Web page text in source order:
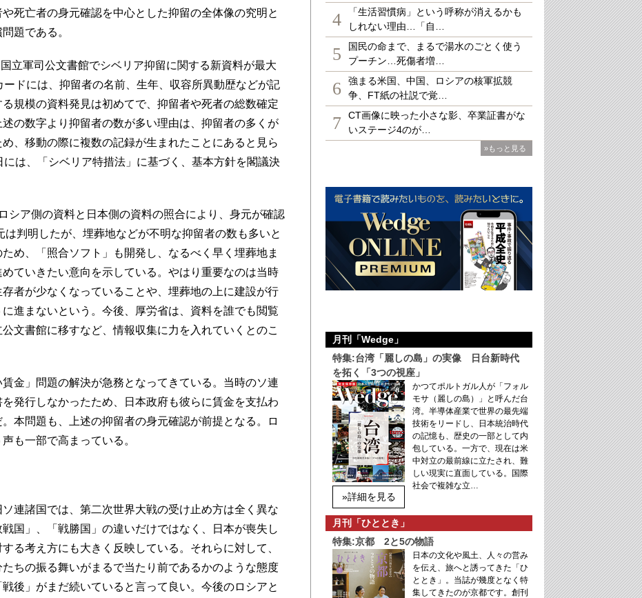
死亡者の身元確認を中心とした抑留の全体像の究明と
題である。
立軍司公文書館でシベリア抑留に関する新資料が最大
ドには、抑留者の名前、生年、収容所異動歴などが記
規模の資料発見は初めてで、抑留者や死者の総数確定
の数字より抑留者の数が多い理由は、抑留者の多くが
、移動の際に複数の記録が生まれたことにあると見ら
は、「シベリア特措法」に基づく、基本方針を閣議決
ア側の資料と日本側の資料の照合により、身元が確認
判明したが、埋葬地などが不明な抑留者の数も多いと
め、「照合ソフト」も開発し、なるべく早く埋葬地ま
ていきたい意向を示している。やはり重要なのは当時
者が少なくなっていることや、埋葬地の上に建設が行
進まないという。今後、厚労省は、資料を誰でも閲覧
文書館に移すなど、情報収集に力を入れていくとのこ
金」問題の解決が急務となってきている。当時のソ連
発行しなかったため、日本政府も彼らに賃金を支払わ
本問題も、上述の抑留者の身元確認が前提となる。ロ
も一部で高まっている。
連諸国では、第二次世界大戦の受け止め方は全く異な
国」、「戦勝国」の違いだけではなく、日本が喪失し
る考え方にも大きく反映している。それらに対して、
たちの振る舞いがまるで当たり前であるかのような態度
後」がまだ続いていると言って良い。今後のロシアと
4
「生活習慣病」という呼称が消えるかも
しれない理由…「自…
5
国民の命まで、まるで湯水のごとく使う
プーチン…死傷者増…
6
強まる米国、中国、ロシアの核軍拡競
争、FT紙の社説で覚…
7
CT画像に映った小さな影、卒業証書がな
いステージ4のが…
»もっと見る
月刊「Wedge」
特集:台湾「麗しの島」の実像 日台新時代
を拓く「3つの視座」
»詳細を見る
かつてポルトガル人が「フォル
モサ（麗しの島）」と呼んだ台
湾。半導体産業で世界の最先端
技術をリードし、日本統治時代
の記憶も、歴史の一部として内
包している。一方で、現在は米
中対立の最前線に立たされ、難
しい現実に直面している。国際
社会で複雑な立…
月刊「ひととき」
特集:京都 2と5の物語
日本の文化や風土、人々の営み
を伝え、旅へと誘ってきた「ひ
ととき」。当誌が幾度となく特
集してきたのが京都です。創刊